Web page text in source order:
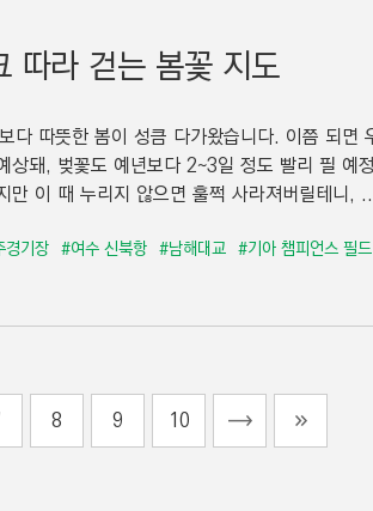
따라 걷는 봄꽃 지도
다 따뜻한 봄이 성큼 다가왔습니다. 이쯤 되면
상돼, 벚꽃도 예년보다 2~3일 정도 빨리 필 예
만 이 때 누리지 않으면 훌쩍 사라져버릴테니,
경기장 #여수 신북항 #남해대교 #기아 챔피언스 필드
8 9 10